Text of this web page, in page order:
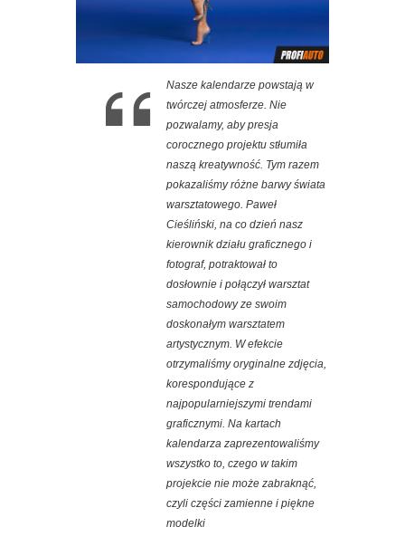
Nasze kalendarze powstają w
twórczej atmosferze. Nie
pozwalamy, aby presja
corocznego projektu stłumiła
naszą kreatywność. Tym razem
pokazaliśmy różne barwy świata
warsztatowego. Paweł
Cieśliński, na co dzień nasz
kierownik działu graficznego i
fotograf, potraktował to
dosłownie i połączył warsztat
samochodowy ze swoim
doskonałym warsztatem
artystycznym. W efekcie
otrzymaliśmy oryginalne zdjęcia,
korespondujące z
najpopularniejszymi trendami
graficznymi. Na kartach
kalendarza zaprezentowaliśmy
wszystko to, czego w takim
projekcie nie może zabraknąć,
czyli części zamienne i piękne
modelki